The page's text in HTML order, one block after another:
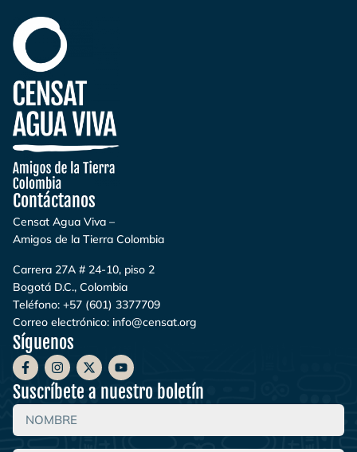
Contáctanos
Censat Agua Viva –
Amigos de la Tierra Colombia
Carrera 27A # 24-10, piso 2
Bogotá D.C., Colombia
Teléfono: +57 (601) 3377709
Correo electrónico: info@censat.org
Síguenos
Suscríbete a nuestro boletín